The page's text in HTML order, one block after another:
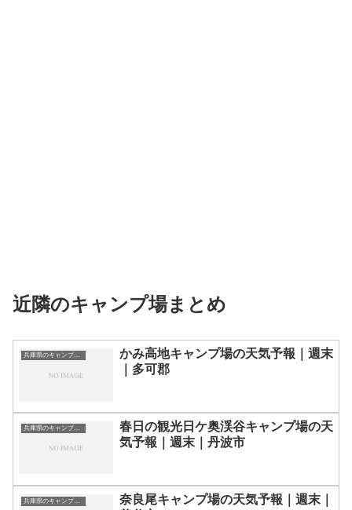
近隣のキャンプ場まとめ
兵庫県のキャンプ場一覧
かみ高地キャンプ場の天気予報｜週末
｜多可郡
兵庫県のキャンプ場一覧
春日の観光日ケ奥渓谷キャンプ場の天
気予報｜週末｜丹波市
兵庫県のキャンプ場一覧
奈良尾キャンプ場の天気予報｜週末｜